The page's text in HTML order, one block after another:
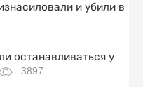
и убили в
останавливаться у
3897